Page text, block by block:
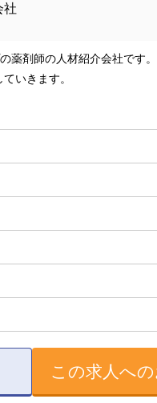
社
薬剤師の人材紹介会社です
いきます。
この求人へ